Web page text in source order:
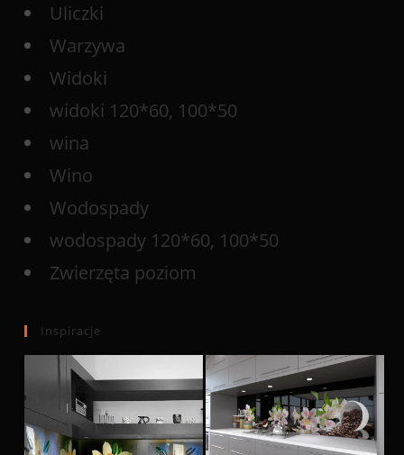
Uliczki
Warzywa
Widoki
widoki 120*60, 100*50
wina
Wino
Wodospady
wodospady 120*60, 100*50
Zwierzęta poziom
Inspiracje